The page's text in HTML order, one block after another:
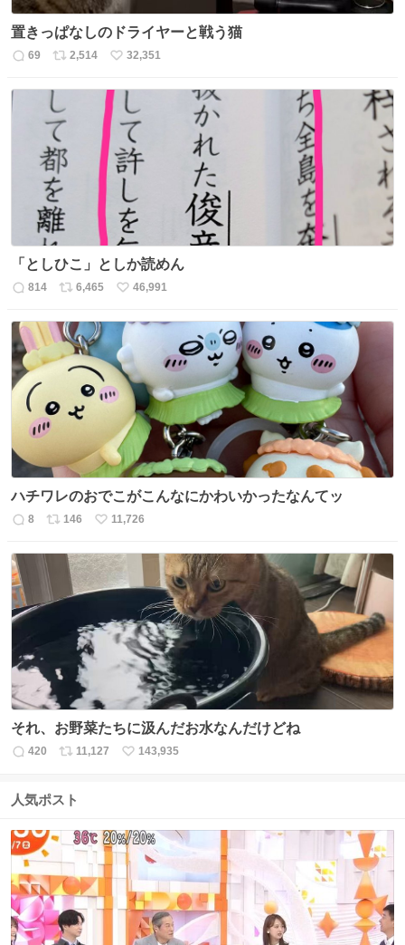
置きっぱなしのドライヤーと戦う猫
返
数
69
リ
ス
ト
数
2,514
い
ね
数
32,351
「としひこ」としか読めん
返
数
814
リ
ス
ト
数
6,465
い
ね
数
46,991
ハチワレのおでこがこんなにかわいかったなんてッ
返
数
8
リ
ス
ト
数
146
い
ね
数
11,726
それ、お野菜たちに汲んだお水なんだけどね
返
数
420
リ
ス
数
11,127
い
143,935
人気ポスト